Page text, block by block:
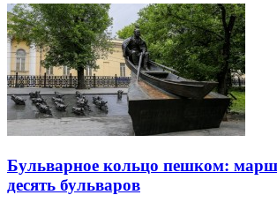
Бульварное кольцо пешком:
десять бульваров